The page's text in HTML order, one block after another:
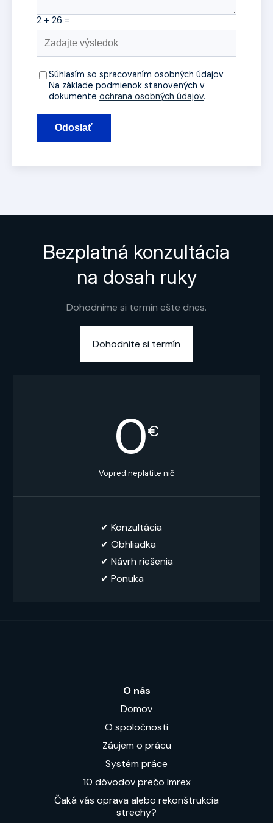
2 + 26 =
Súhlasím so spracovaním osobných údajov
Na základe podmienok stanovených v
dokumente ochrana osobných údajov.
Odoslať
Bezplatná konzultácia
na dosah ruky
Dohodnime si termín ešte dnes.
Dohodnite si termín
0€
Vopred neplatíte nič
✔︎ Konzultácia
✔︎ Obhliadka
✔︎ Návrh riešenia
✔ Ponuka
O nás
Domov
O spoločnosti
Záujem o prácu
Systém práce
10 dôvodov prečo Imrex
Čaká vás oprava alebo rekonštrukcia
strechy?